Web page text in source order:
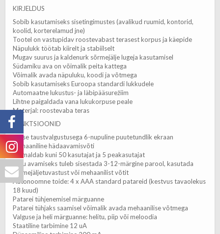
KIRJELDUS
Sobib kasutamiseks sisetingimustes (avalikud ruumid, kontorid,
koolid, korterelamud jne)
Tootel on vastupidav roostevabast terasest korpus ja käepide
Näpulukk töötab kiirelt ja stabiilselt
Mugav suurus ja kaldenurk sõrmejälje lugeja kasutamisel
Südamiku ava on võimalik peita kattega
Võimalik avada näpuluku, koodi ja võtmega
Sobib kasutamiseks Euroopa standardi lukkudele
Automaatne lukustus- ja läbipääsurežiim
Lihtne paigaldada vana lukukorpuse peale
Materjal: roostevaba teras
FUNKTSIOONID
Sinise taustvalgustusega 6-nupuline puutetundlik ekraan
Mehaaniline hädaavamisvõti
Võimaldab kuni 50 kasutajat ja 5 peakasutajat
Luku avamiseks tuleb sisestada 3-12-märgine parool, kasutada
sõrmejäljetuvastust või mehaanilist võtit
Autonoomne toide: 4 x AAA standard patareid (kestvus tavaolekus
18 kuud)
Patarei tühjenemisel märguanne
Patarei tühjaks saamisel võimalik avada mehaanilise võtmega
Valguse ja heli märguanne: helitu, piip või meloodia
Staatiline tarbimine 12 uA